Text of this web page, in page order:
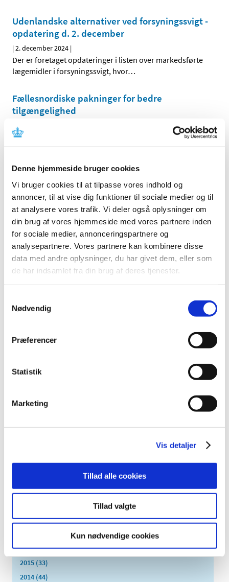
Denne hjemmeside bruger cookies
Vi bruger cookies til at tilpasse vores indhold og
annoncer, til at vise dig funktioner til sociale medier og til
at analysere vores trafik. Vi deler også oplysninger om
din brug af vores hjemmeside med vores partnere inden
for sociale medier, annonceringspartnere og
analysepartnere. Vores partnere kan kombinere disse
data med andre oplysninger, du har givet dem, eller som
de har indsamlet fra din brug af deres tjenester.
Nødvendig
Præferencer
Statistik
Marketing
Vis detaljer
Tillad alle cookies
Tillad valgte
Kun nødvendige cookies
Udenlandske alternativer ved forsyningssvigt -
opdatering d. 2. december
|2. december 2024 |
Der er foretaget opdateringer i listen over markedsførte
lægemidler i forsyningssvigt, hvor…
Fællesnordiske pakninger for bedre
tilgængelighed
2. december 2024
Ved årsskiftet starter et pilotprojekt med
engelsksprogede fællesnordiske lægemiddelpakninger…
Alle (2506)
TID
2026 (84)
2025 (158)
2024 (224)
december (28)
oktober (28)
august (10)
juni (15)
marts (10)
2022 (197)
2020 (263)
2018 (150)
2016 (167)
2015 (33)
2014 (44)